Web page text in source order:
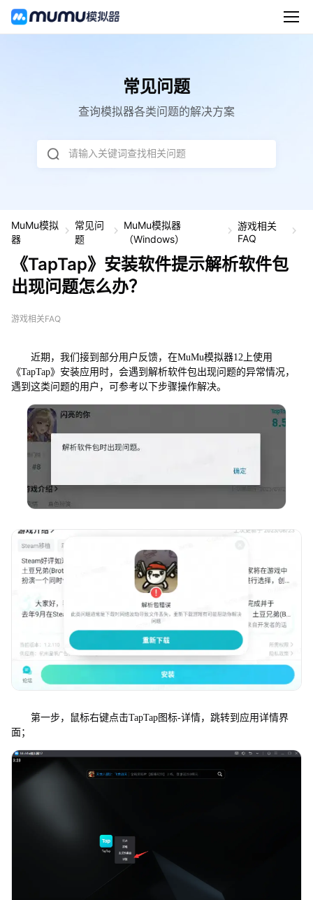
常见问题
查询模拟器各类问题的解决方案
请输入关键词查找相关问题
MuMu模拟
器
常见问
题
MuMu模拟器
（Windows）
游戏相关
FAQ
《TapTap》安装软件提示解析软件包
出现问题怎么办？
游戏相关FAQ
近期，我们接到部分用户反馈，在MuMu模拟器12上使用
《TapTap》安装应用时，会遇到解析软件包出现问题的异常情况，
遇到这类问题的用户，可参考以下步骤操作解决。
第一步，鼠标右键点击TapTap图标-详情，跳转到应用详情界
面；